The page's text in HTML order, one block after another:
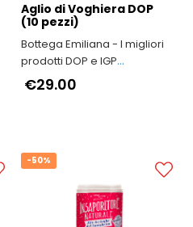
Aglio di Voghiera DOP
(10 pezzi)
Bottega Emiliana - I migliori
prodotti DOP e IGP
dell'Emilia-Romagna
€29.00
-50%